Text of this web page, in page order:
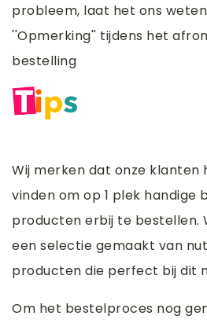
probleem, laat het ons
''Opmerking'' tijdens het
bestelling
Wij merken dat onze
vinden om op 1 plek handige
producten erbij te bestellen.
een selectie gemaakt van
producten die perfect bij dit
Om het bestelproces nog